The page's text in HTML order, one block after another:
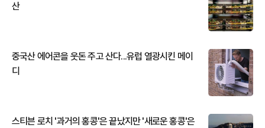
산
중국산 에어콘을 웃돈 주고 산다...유럽 열광시킨 메이
디
스티븐 로치 '과거의 홍콩'은 끝났지만 '새로운 홍콩'은